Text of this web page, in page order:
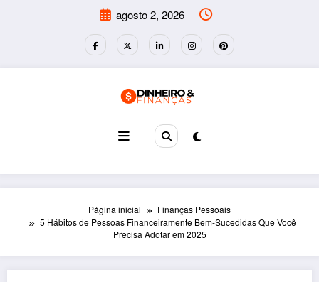
agosto 2, 2026
Página inicial
Finanças Pessoais
5 Hábitos de Pessoas Financeiramente Bem-Sucedidas Que Você
Precisa Adotar em 2025